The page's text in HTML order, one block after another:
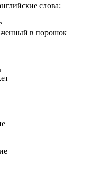
слова:
в порошок